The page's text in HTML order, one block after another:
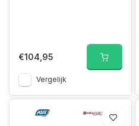
€104,95
Vergelijk